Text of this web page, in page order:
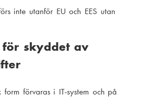
inte utanför EU och EES utan
för skyddet av
förvaras i IT-system och på